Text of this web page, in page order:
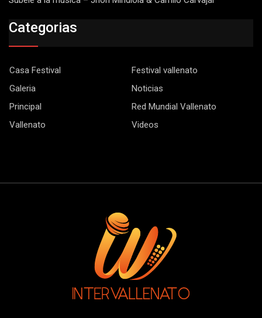
Categorias
Casa Festival
Festival vallenato
Galeria
Noticias
Principal
Red Mundial Vallenato
Vallenato
Videos